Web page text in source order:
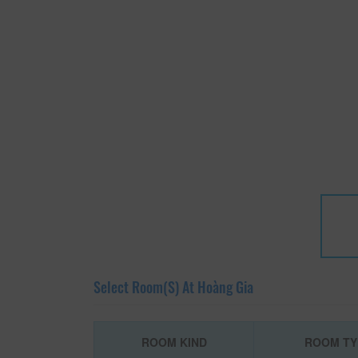
Select Room(s) At Hoàng Gia
ROOM KIND ROOM